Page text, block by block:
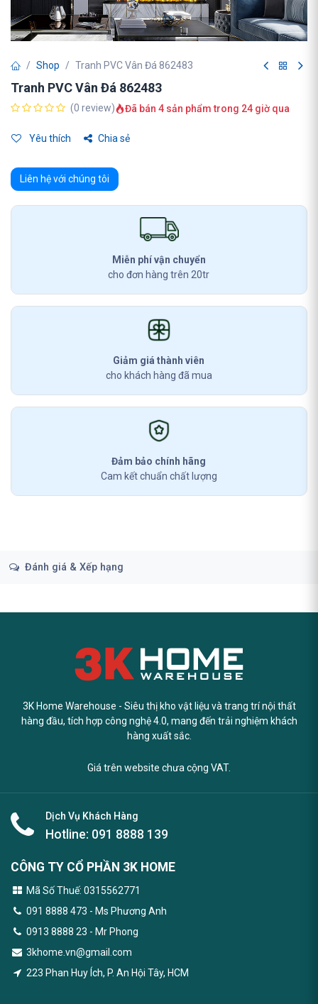
Shop Tranh PVC Vân Đá 862483
Tranh PVC Vân Đá 862483
(0 review) Đã bán 4 sản phẩm trong 24 giờ qua
Yêu thích Chia sẻ
Liên hệ với chúng tôi
Miễn phí vận chuyển
cho đơn hàng trên 20tr
Giảm giá thành viên
cho khách hàng đã mua
Đảm bảo chính hãng
Cam kết chuẩn chất lượng
Đánh giá & Xếp hạng
3K Home Warehouse - Siêu thị kho vật liệu và trang trí nội thất
hàng đầu, tích hợp công nghệ 4.0, mang đến trải nghiệm khách
hàng xuất sắc.
Giá trên website chưa cộng VAT.
Dịch Vụ Khách Hàng
Hotline: 091 8888 139
CÔNG TY CỔ PHẦN 3K HOME
Mã Số Thuế: 0315562771
091 8888 473 - Ms Phương Anh
0913 8888 23 - Mr Phong
3khome.vn@gmail.com
223 Phan Huy Ích, P. An Hội Tây, HCM